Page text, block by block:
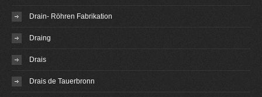
Drain- Röhren Fabrikation
Draing
Drais
Drais de Tauerbronn